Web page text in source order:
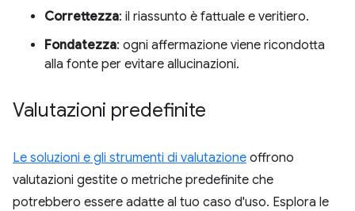
Correttezza: il riassunto è fattuale e veritiero.
Fondatezza: ogni affermazione viene ricondotta
alla fonte per evitare allucinazioni.
Valutazioni predefinite
Le soluzioni e gli strumenti di valutazione offrono
valutazioni gestite o metriche predefinite che
potrebbero essere adatte al tuo caso d'uso. Esplora le